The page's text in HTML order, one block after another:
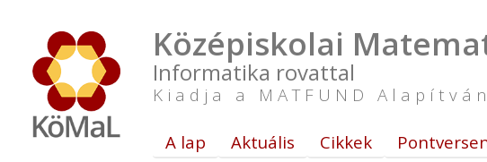
Középiskolai
Informatika rovattal
Kiadja a MATFUND
A lap Aktuális Cikkek